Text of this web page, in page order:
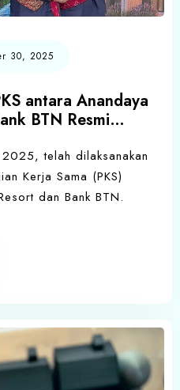
30, 2025
antara Anandaya
BTN Resmi
telah dilaksanakan
Kerja Sama (PKS)
dan Bank BTN.